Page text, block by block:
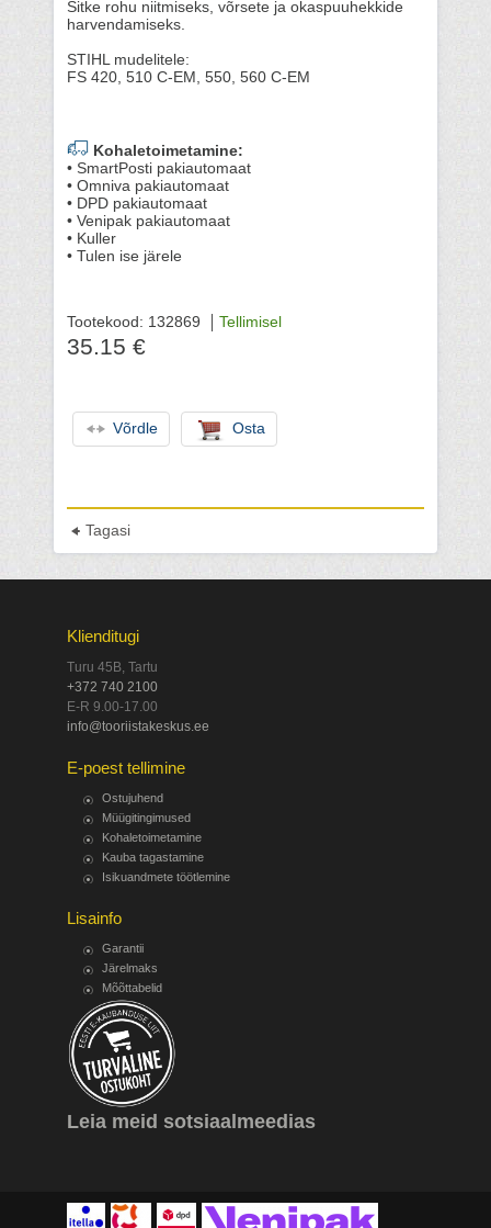
Sitke rohu niitmiseks, võrsete ja okaspuuhekkide
harvendamiseks.
STIHL mudelitele:
FS 420, 510 C-EM, 550, 560 C-EM
Kohaletoimetamine:
• SmartPosti pakiautomaat
• Omniva pakiautomaat
• DPD pakiautomaat
• Venipak pakiautomaat
• Kuller
• Tulen ise järele
Tootekood: 132869 Tellimisel
35.15 €
Võrdle Osta
Tagasi
Klienditugi
Turu 45B, Tartu
+372 740 2100
E-R 9.00-17.00
info@tooriistakeskus.ee
E-poest tellimine
Ostujuhend
Müügitingimused
Kohaletoimetamine
Kauba tagastamine
Isikuandmete töötlemine
Lisainfo
Garantii
Järelmaks
Mõõttabelid
Leia meid sotsiaalmeedias